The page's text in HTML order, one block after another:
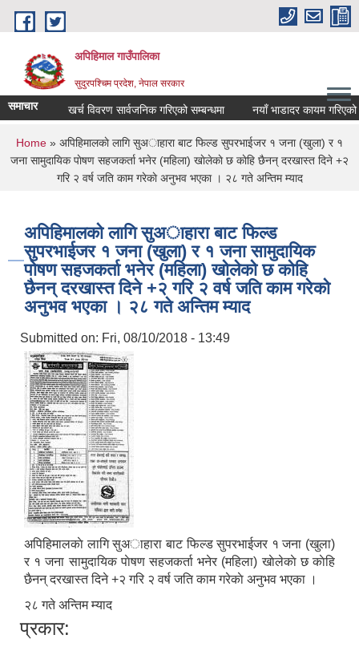
Skip to main content
अपिहिमाल गाउँपालिका
सुदुरपश्चिम प्रदेश, नेपाल सरकार
समाचार खर्च विवरण सार्वजनिक गरिएको सम्बन्धमा नयाँ भाडादर कायम गरिएको
You are here
Home » अपिहिमालकाे लागि सुअाहारा बाट फिल्ड सुपरभाईजर १ जना (खुला) र १
जना सामुदायिक पाेषण सहजकर्ता भनेर (महिला) खाेलेकाे छ काेहि छैनन् दरखास्त दिने +२
गरि २ वर्ष जति काम गरेकाे अनुभव भएका । २८ गते अन्तिम म्याद
अपिहिमालकाे लागि सुअाहारा बाट फिल्ड
सुपरभाईजर १ जना (खुला) र १ जना सामुदायिक
पाेषण सहजकर्ता भनेर (महिला) खाेलेकाे छ काेहि
छैनन् दरखास्त दिने +२ गरि २ वर्ष जति काम गरेकाे
अनुभव भएका । २८ गते अन्तिम म्याद
Submitted on: Fri, 08/10/2018 - 13:49
अपिहिमालकाे लागि सुअाहारा बाट फिल्ड सुपरभाईजर १ जना (खुला)
र १ जना सामुदायिक पाेषण सहजकर्ता भनेर (महिला) खाेलेकाे छ काेहि
छैनन् दरखास्त दिने +२ गरि २ वर्ष जति काम गरेकाे अनुभव भएका ।
२८ गते अन्तिम म्याद
प्रकार: